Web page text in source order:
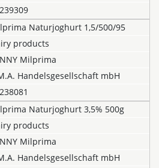
Naturjoghurt 1,5/500/95
products
Milprima
Handelsgesellschaft mbH
Naturjoghurt 3,5% 500g
products
Milprima
Handelsgesellschaft mbH